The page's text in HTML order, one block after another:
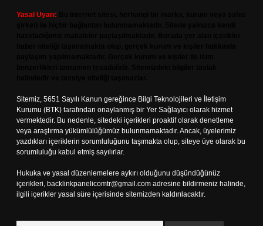
Yasal Uyarı:
Sitemiz, 5651 Sayılı Kanun gereğince Bilgi Teknolojileri ve İletişim
Kurumu (BTK) tarafından onaylanmış bir Yer Sağlayıcı olarak hizmet
vermektedir. Bu nedenle, sitedeki içerikleri proaktif olarak denetleme
veya araştırma yükümlülüğümüz bulunmamaktadır. Ancak, üyelerimiz
yazdıkları içeriklerin sorumluluğunu taşımakta olup, siteye üye olarak bu
sorumluluğu kabul etmiş sayılırlar.
Hukuka ve yasal düzenlemelere aykırı olduğunu düşündüğünüz
içerikleri, backlinkpanelicomtr@gmail.com adresine bildirmeniz halinde,
ilgili içerikler yasal süre içerisinde sitemizden kaldırılacaktır.